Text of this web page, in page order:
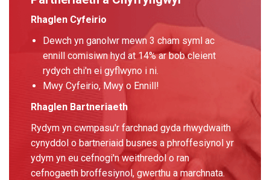
Rhaglen Cyfeirio
Dewch yn ganolwr mewn 3 cham syml ac
ennill comisiwn hyd at 14% ar bob cleient
rydych chi'n ei gyflwyno i ni.
Mwy Cyfeirio, Mwy o Ennill!
Rhaglen Bartneriaeth
Rydym yn cwmpasu'r farchnad gyda rhwydwaith
cynyddol o bartneriaid busnes a phroffesiynol yr
ydym yn eu cefnogi'n weithredol o ran
cefnogaeth broffesiynol, gwerthu a marchnata.